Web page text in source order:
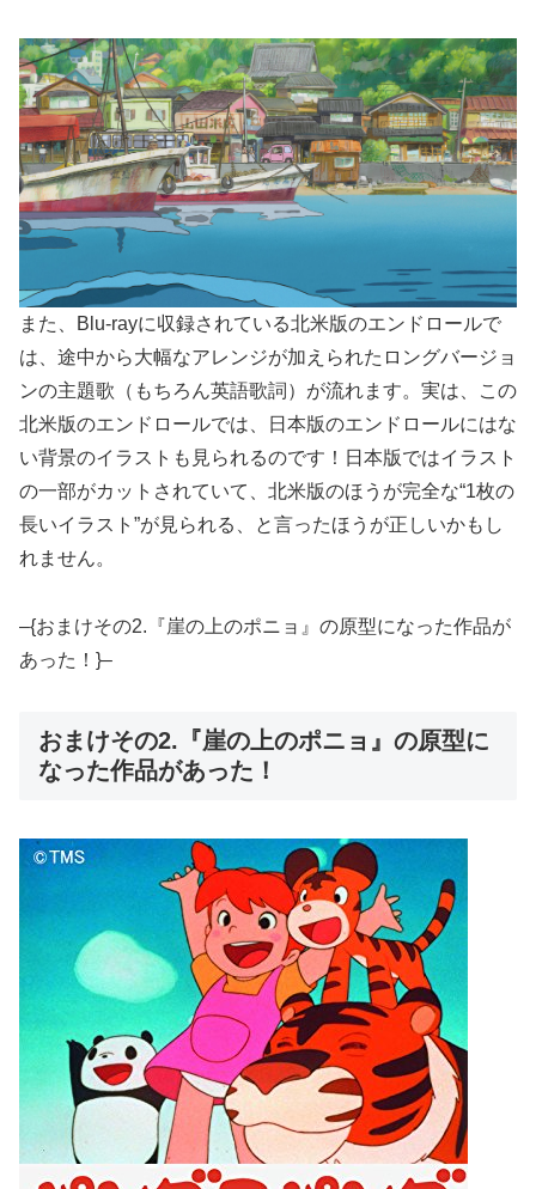
また、Blu-rayに収録されている北米版のエンドロールで
は、途中から大幅なアレンジが加えられたロングバージョ
ンの主題歌（もちろん英語歌詞）が流れます。実は、この
北米版のエンドロールでは、日本版のエンドロールにはな
い背景のイラストも見られるのです！日本版ではイラスト
の一部がカットされていて、北米版のほうが完全な“1枚の
長いイラスト”が見られる、と言ったほうが正しいかもし
れません。
–{おまけその2.『崖の上のポニョ』の原型になった作品が
あった！}–
おまけその2.『崖の上のポニョ』の原型に
なった作品があった！